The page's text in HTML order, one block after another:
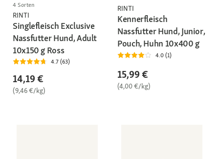
4 Sorten
RINTI
Singlefleisch Exclusive
Nassfutter Hund, Adult
10x150 g Ross
4.7 (63)
14,19 €
(9,46 €/kg)
RINTI
Kennerfleisch
Nassfutter Hund, Junior,
Pouch, Huhn 10x400 g
4.0 (1)
15,99 €
(4,00 €/kg)